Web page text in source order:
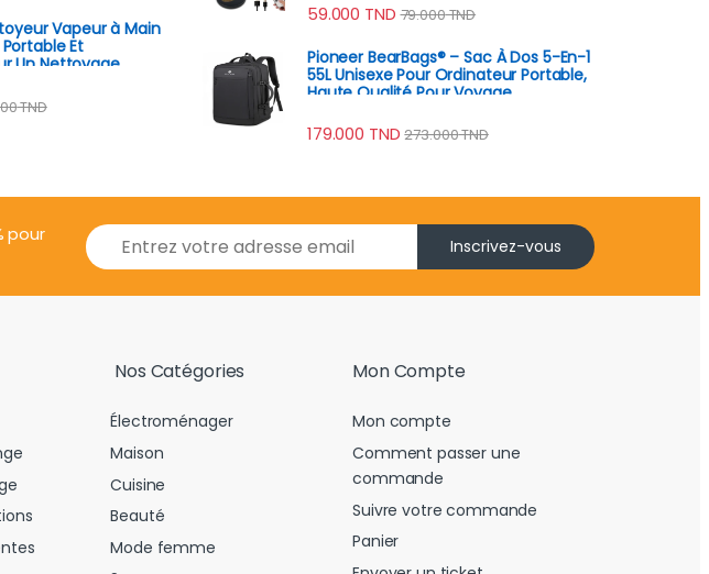
Vapeur à Main
Et
Un Nettoyage
TND
59.000 TND 79.000TND
Pioneer BearBags® – Sac À Dos 5-En-1
55L Unisexe Pour Ordinateur Portable,
Haute Qualité Pour Voyage
179.000 TND 273.000TND
pour
E
m
i
Inscrivez-vous
Nos Catégories
Électroménager
Maison
Cuisine
Beauté
Mode femme
Mon Compte
Mon compte
Comment passer une
commande
Suivre votre commande
Panier